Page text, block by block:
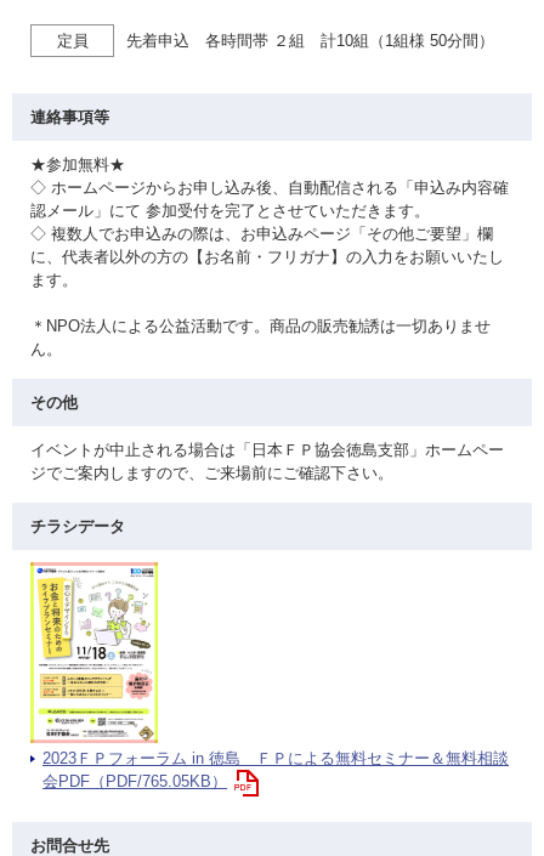
定員 先着申込 各時間帯 ２組 計10組（1組様 50分間）
連絡事項等
★参加無料★
◇ ホームページからお申し込み後、自動配信される「申込み内容確
認メール」にて 参加受付を完了とさせていただきます。
◇ 複数人でお申込みの際は、お申込みページ「その他ご要望」欄
に、代表者以外の方の【お名前・フリガナ】の入力をお願いいたし
ます。
＊NPO法人による公益活動です。商品の販売勧誘は一切ありませ
ん。
その他
イベントが中止される場合は「日本ＦＰ協会徳島支部」ホームペー
ジでご案内しますので、ご来場前にご確認下さい。
チラシデータ
2023ＦＰフォーラム in 徳島 ＦＰによる無料セミナー＆無料相談
会PDF（PDF/765.05KB）
お問合せ先